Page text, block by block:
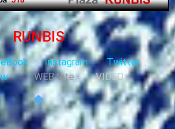
RUNBIS
.Instagram.Twitter.
.WEB Site .VIDEO